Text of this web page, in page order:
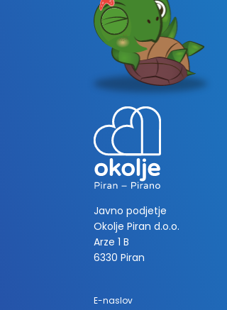
Javno podjetje
Okolje Piran d.o.o.
Arze 1 B
6330 Piran
E-naslov